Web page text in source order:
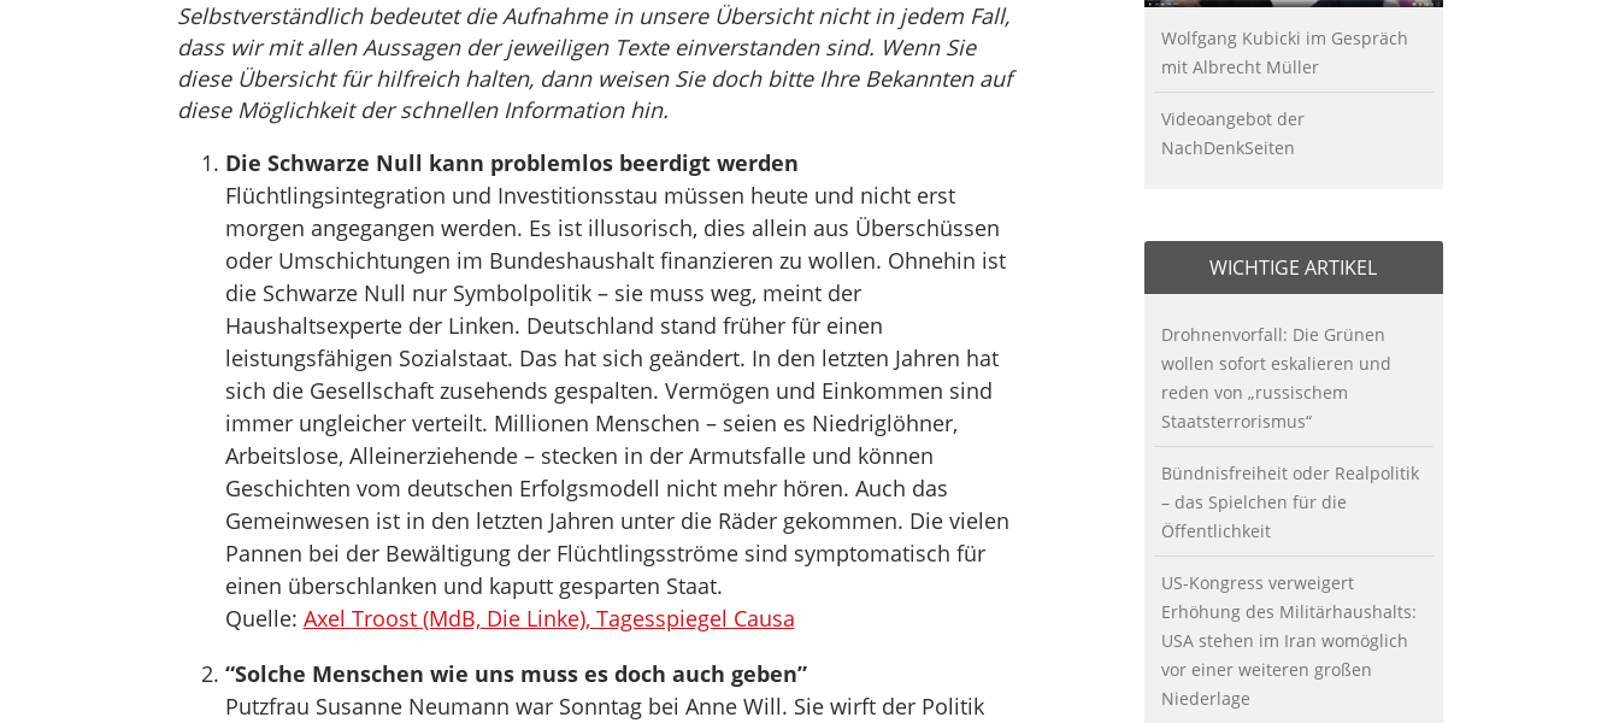
Selbstverständlich bedeutet die Aufnahme in unsere Übersicht nicht in jedem Fall,
dass wir mit allen Aussagen der jeweiligen Texte einverstanden sind. Wenn Sie
diese Übersicht für hilfreich halten, dann weisen Sie doch bitte Ihre Bekannten auf
diese Möglichkeit der schnellen Information hin.
Die Schwarze Null kann problemlos beerdigt werden
Flüchtlingsintegration und Investitionsstau müssen heute und nicht erst
morgen angegangen werden. Es ist illusorisch, dies allein aus Überschüssen
oder Umschichtungen im Bundeshaushalt finanzieren zu wollen. Ohnehin ist
die Schwarze Null nur Symbolpolitik – sie muss weg, meint der
Haushaltsexperte der Linken. Deutschland stand früher für einen
leistungsfähigen Sozialstaat. Das hat sich geändert. In den letzten Jahren hat
sich die Gesellschaft zusehends gespalten. Vermögen und Einkommen sind
immer ungleicher verteilt. Millionen Menschen – seien es Niedriglöhner,
Arbeitslose, Alleinerziehende – stecken in der Armutsfalle und können
Geschichten vom deutschen Erfolgsmodell nicht mehr hören. Auch das
Gemeinwesen ist in den letzten Jahren unter die Räder gekommen. Die vielen
Pannen bei der Bewältigung der Flüchtlingsströme sind symptomatisch für
einen überschlanken und kaputt gesparten Staat.
Quelle: Axel Troost (MdB, Die Linke), Tagesspiegel Causa
“Solche Menschen wie uns muss es doch auch geben”
Putzfrau Susanne Neumann war Sonntag bei Anne Will. Sie wirft der Politik
Wolfgang Kubicki im Gespräch
mit Albrecht Müller
Videoangebot der
NachDenkSeiten
WICHTIGE ARTIKEL
Drohnenvorfall: Die Grünen
wollen sofort eskalieren und
reden von „russischem
Staatsterrorismus“
Bündnisfreiheit oder Realpolitik
– das Spielchen für die
Öffentlichkeit
US-Kongress verweigert
Erhöhung des Militärhaushalts:
USA stehen im Iran womöglich
vor einer weiteren großen
Niederlage